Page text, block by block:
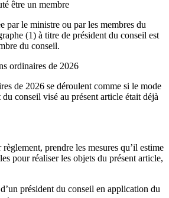
être un membre
par le ministre ou par les membres du
(1) à titre de président du conseil est
du conseil.
ordinaires de 2026
de 2026 se déroulent comme si le mode
conseil visé au présent article était déjà
prendre les mesures qu’il estime
pour réaliser les objets du présent article,
président du conseil en application du